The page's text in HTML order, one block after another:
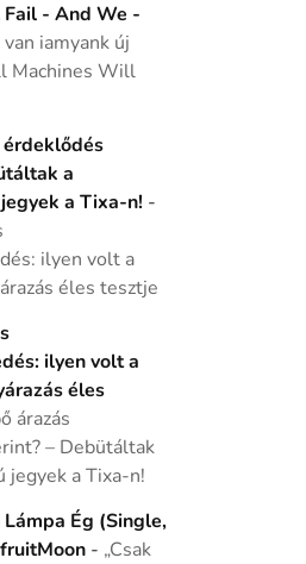
- And We -
iamyank új
Machines Will
a
a Tixa-n! -
ilyen volt a
éles tesztje
ilyen volt a
éles
árazás
– Debütáltak
jegyek a Tixa-n!
Ég (Single,
- „Csak